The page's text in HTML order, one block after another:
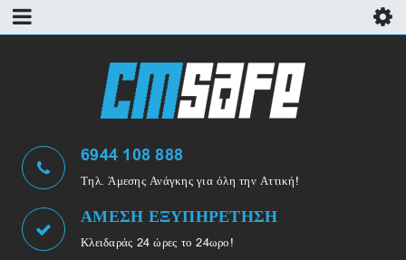
6944 108 888
Τηλ. Άμεσης Ανάγκης για όλη την Αττική!
ΑΜΕΣΗ ΕΞΥΠΗΡΕΤΗΣΗ
Κλειδαράς 24 ώρες το 24ωρο!